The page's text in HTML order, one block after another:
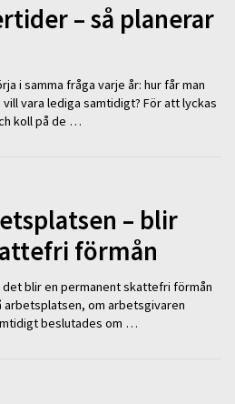
– så planerar
i samma fråga varje år: hur får man
vara lediga samtidigt? För att lyckas
koll på de …
– blir
förmån
blir en permanent skattefri förmån
arbetsplatsen, om arbetsgivaren
beslutades om …